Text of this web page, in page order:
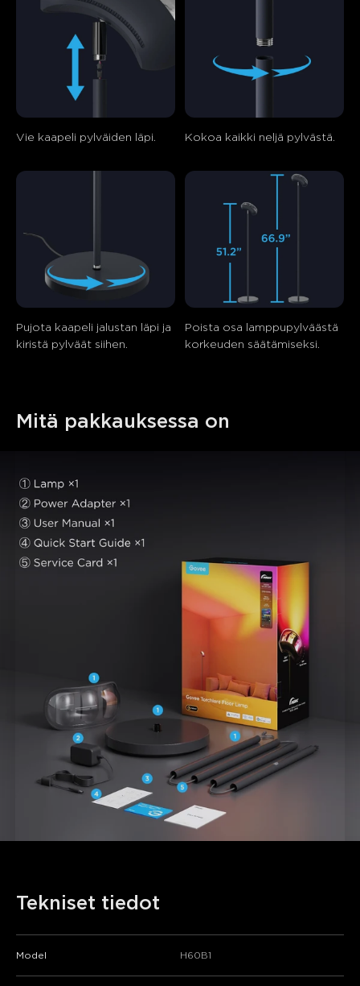
Vie kaapeli pylväiden läpi. Kokoa kaikki neljä pylvästä.
Pujota kaapeli jalustan läpi ja
kiristä pylväät siihen.
Poista osa lamppupylväästä
korkeuden säätämiseksi.
Mitä pakkauksessa on
Tekniset tiedot
Model H60B1